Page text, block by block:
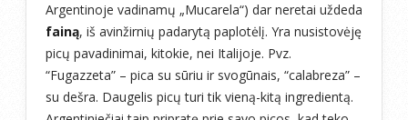
Argentinoje vadinamų „Mucarela“) dar neretai uždeda
fainą, iš avinžirnių padarytą paplotėlį. Yra nusistovėję
picų pavadinimai, kitokie, nei Italijoje. Pvz.
“Fugazzeta” – pica su sūriu ir svogūnais, “calabreza” –
su dešra. Daugelis picų turi tik vieną-kitą ingredientą.